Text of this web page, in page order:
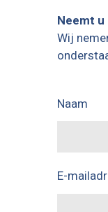
Neemt
Wij
Naam
E-